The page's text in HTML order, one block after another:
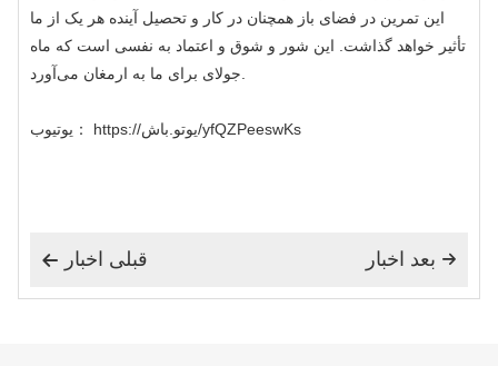
این تمرین در فضای باز همچنان در کار و تحصیل آینده هر یک از ما
تأثیر خواهد گذاشت. این شور و شوق و اعتماد به نفسی است که ماه
یوتیوب ： https://یوتو.باش/yfQZPeeswKs
 قبلی اخبار  بعد اخبار